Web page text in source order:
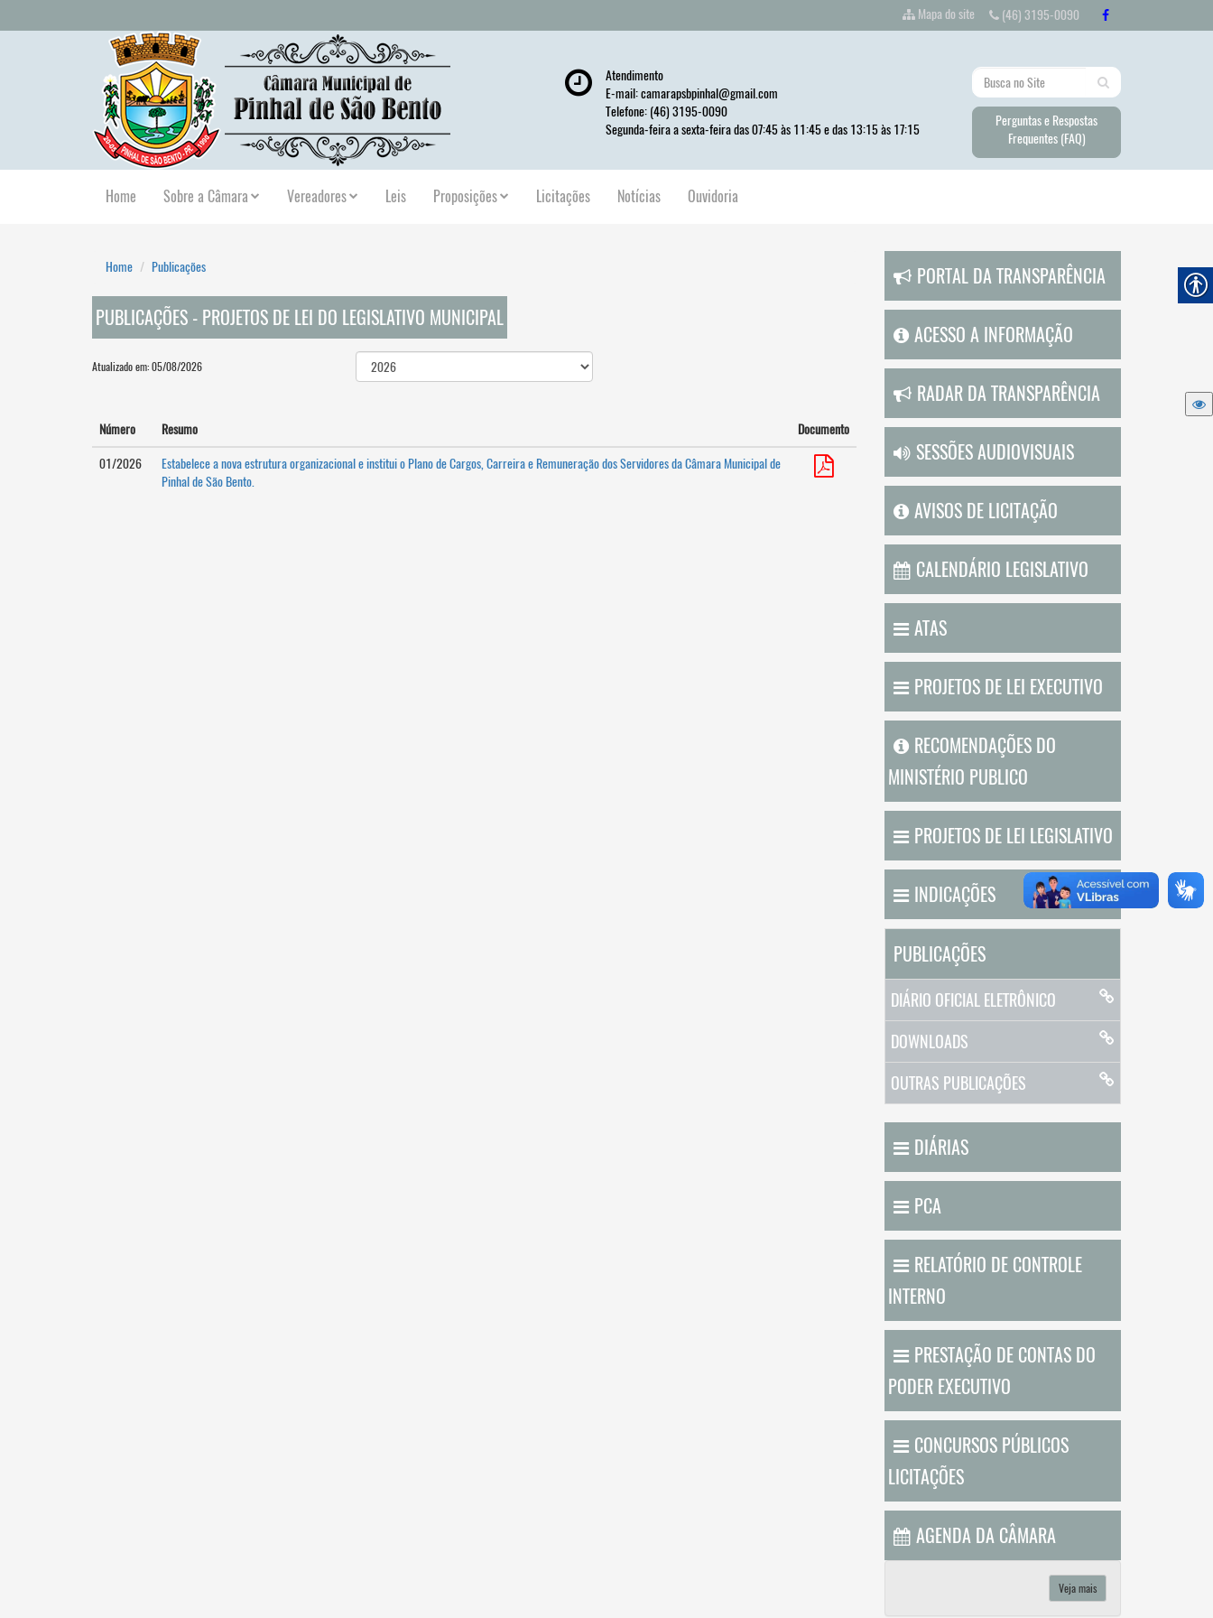
Mapa do site (46) 3195-0090
Atendimento
E-mail:camarapsbpinhal@gmail.com
Telefone: (46) 3195-0090
Segunda-feira a sexta-feira das 07:45 às 11:45 e das 13:15 às 17:15
Perguntas e Respostas
Frequentes (FAQ)
Home Sobre a Câmara Vereadores Leis Proposições Licitações Notícias Ouvidoria
Home Publicações
PUBLICAÇÕES - PROJETOS DE LEI DO LEGISLATIVO MUNICIPAL
Atualizado em: 05/08/2026
Número Resumo
Documento
01/2026
Estabelece a nova estrutura organizacional e institui o Plano de Cargos, Carreira e Remuneração dos Servidores da Câmara Municipal de
Pinhal de São Bento.
PORTAL DA TRANSPARÊNCIA
ACESSO A INFORMAÇÃO
RADAR DA TRANSPARÊNCIA
SESSÕES AUDIOVISUAIS
AVISOS DE LICITAÇÃO
CALENDÁRIO LEGISLATIVO
ATAS
PROJETOS DE LEI EXECUTIVO
RECOMENDAÇÕES DO
MINISTÉRIO PUBLICO
PROJETOS DE LEI LEGISLATIVO
INDICAÇÕES
PUBLICAÇÕES
DIÁRIO OFICIAL ELETRÔNICO
DOWNLOADS
OUTRAS PUBLICAÇÕES
DIÁRIAS
PCA
RELATÓRIO DE CONTROLE
INTERNO
PRESTAÇÃO DE CONTAS DO
PODER EXECUTIVO
CONCURSOS PÚBLICOS
LICITAÇÕES
AGENDA DA CÂMARA
Veja mais